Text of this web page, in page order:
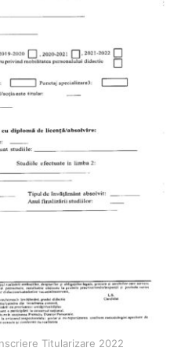
Titularizare 2022